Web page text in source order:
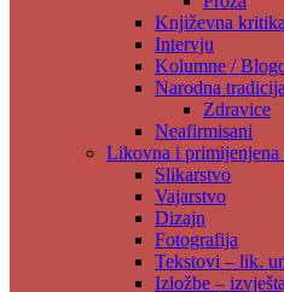
Književna kritika
Intervju
Kolumne /
Narodna tradicija
Zdravice
Neafirmisani
Likovna i primijenjena
Slikarstvo
Vajarstvo
Dizajn
Fotografija
Tekstovi – lik.
Izložbe –